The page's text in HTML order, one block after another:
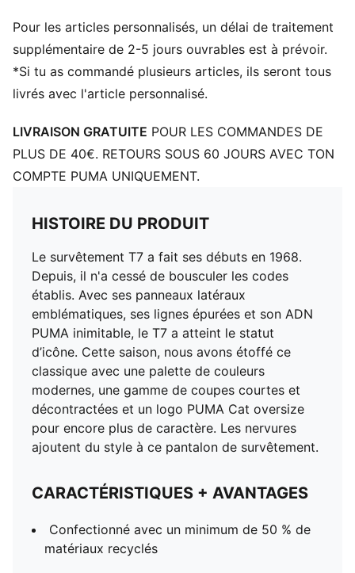
Taille : moyen
Poches : Poches latérales, poches arrière zippées
Pour les articles personnalisés, un délai de traitement
supplémentaire de 2-5 jours ouvrables est à prévoir.
*Si tu as commandé plusieurs articles, ils seront tous
livrés avec l'article personnalisé.
LIVRAISON GRATUITE POUR LES COMMANDES DE
PLUS DE 40€. RETOURS SOUS 60 JOURS AVEC TON
COMPTE PUMA UNIQUEMENT.
HISTOIRE DU PRODUIT
Le survêtement T7 a fait ses débuts en 1968.
Depuis, il n'a cessé de bousculer les codes
établis. Avec ses panneaux latéraux
emblématiques, ses lignes épurées et son ADN
PUMA inimitable, le T7 a atteint le statut
d’icône. Cette saison, nous avons étoffé ce
classique avec une palette de couleurs
modernes, une gamme de coupes courtes et
décontractées et un logo PUMA Cat oversize
pour encore plus de caractère. Les nervures
ajoutent du style à ce pantalon de survêtement.
CARACTÉRISTIQUES + AVANTAGES
Confectionné avec un minimum de 50 % de
matériaux recyclés